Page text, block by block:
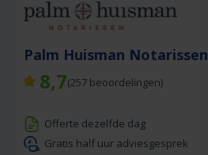
Palm Huisman Notarissen
8,7(257 beoordelingen)
Offerte dezelfde dag
Gratis half uur adviesgesprek